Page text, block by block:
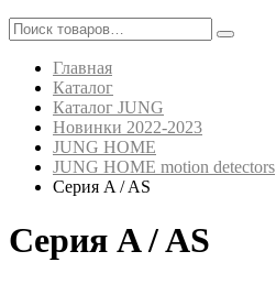
Главная
Каталог
Каталог JUNG
Новинки 2022-2023
JUNG HOME
JUNG HOME motion detectors
Серия A / AS
Серия A / AS